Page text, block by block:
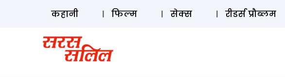
कहानी फिल्म सेक्स रीडर्स प्रौब्लम